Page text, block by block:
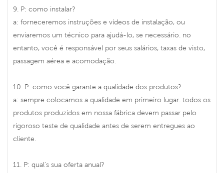
9. P: como instalar?
a: forneceremos instruções e vídeos de instalação, ou
enviaremos um técnico para ajudá-lo, se necessário. no
entanto, você é responsável por seus salários, taxas de visto,
passagem aérea e acomodação.
10. P: como você garante a qualidade dos produtos?
a: sempre colocamos a qualidade em primeiro lugar. todos os
produtos produzidos em nossa fábrica devem passar pelo
rigoroso teste de qualidade antes de serem entregues ao
cliente.
11. P: qual's sua oferta anual?